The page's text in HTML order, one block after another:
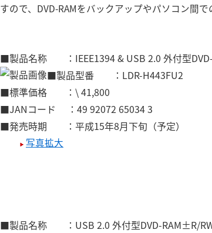
すので、DVD-RAMをバックアップやパソコン間
■製品名称 ：IEEE1394 & USB 2.0 外付型DVD-
■製品型番 ：LDR-H443FU2
■標準価格 ：\ 41,800
■JANコード ：49 92072 65034 3
■発売時期 ：平成15年8月下旬（予定）
写真拡大
■製品名称 ：USB 2.0 外付型DVD-RAM±R/RW